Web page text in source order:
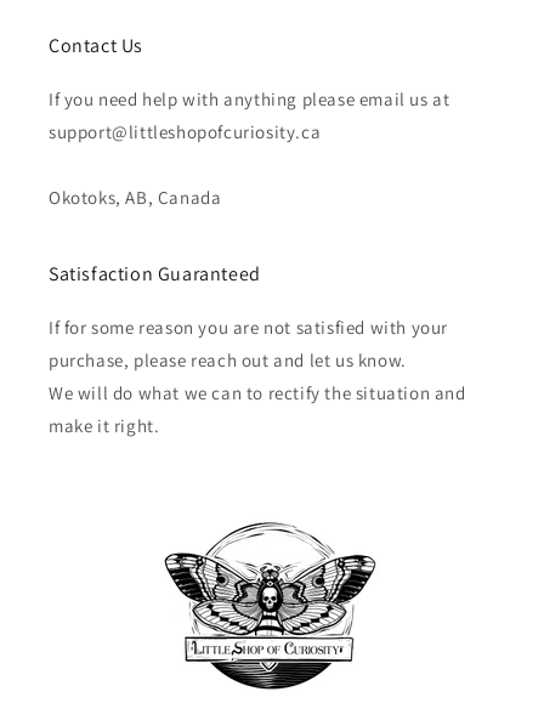
Contact Us
If you need help with anything please email us at
support@littleshopofcuriosity.ca
Okotoks, AB, Canada
Satisfaction Guaranteed
If for some reason you are not satisfied with your
purchase, please reach out and let us know.
We will do what we can to rectify the situation and
make it right.